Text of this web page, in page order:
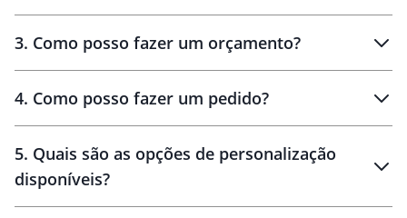
personalizados
3. Como posso fazer um orçamento?
brinde
personalização
4. Como posso fazer um pedido?
amostra virtual
5. Quais são as opções de personalização
disponíveis?